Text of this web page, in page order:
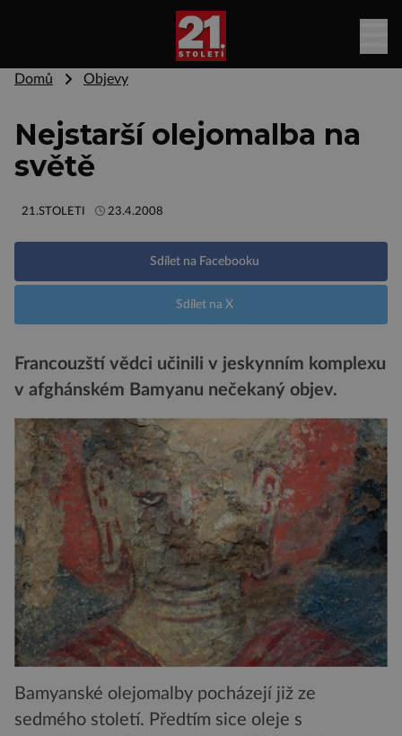
Domů Objevy
Nejstarší olejomalba na
světě
21.STOLETI 23.4.2008
Sdílet na Facebooku
Sdílet na X
Francouzští vědci učinili v jeskynním komplexu
v afghánském Bamyanu nečekaný objev.
Bamyanské olejomalby pocházejí již ze
sedmého století. Předtím sice oleje s